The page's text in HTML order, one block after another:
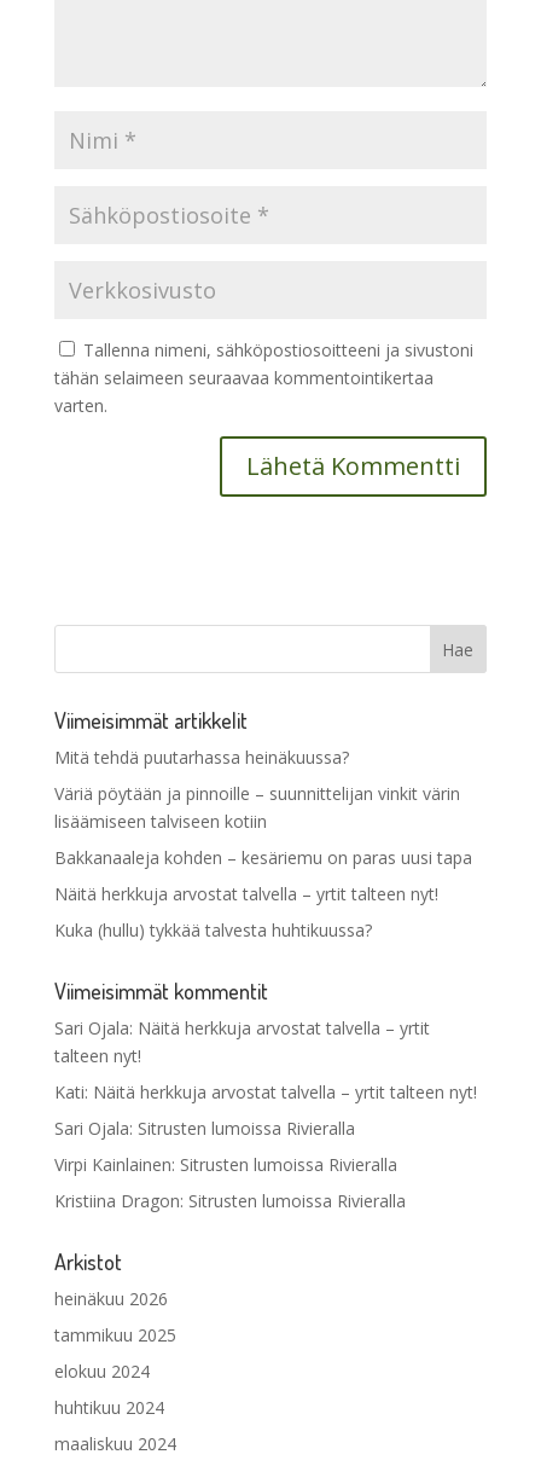
Tallenna nimeni, sähköpostiosoitteeni ja sivustoni
tähän selaimeen seuraavaa kommentointikertaa
varten.
Viimeisimmät artikkelit
Mitä tehdä puutarhassa heinäkuussa?
Väriä pöytään ja pinnoille – suunnittelijan vinkit värin
lisäämiseen talviseen kotiin
Bakkanaaleja kohden – kesäriemu on paras uusi tapa
Näitä herkkuja arvostat talvella – yrtit talteen nyt!
Kuka (hullu) tykkää talvesta huhtikuussa?
Viimeisimmät kommentit
Sari Ojala: Näitä herkkuja arvostat talvella – yrtit
talteen nyt!
Kati: Näitä herkkuja arvostat talvella – yrtit talteen nyt!
Sari Ojala: Sitrusten lumoissa Rivieralla
Virpi Kainlainen: Sitrusten lumoissa Rivieralla
Kristiina Dragon: Sitrusten lumoissa Rivieralla
Arkistot
heinäkuu 2026
tammikuu 2025
elokuu 2024
huhtikuu 2024
maaliskuu 2024